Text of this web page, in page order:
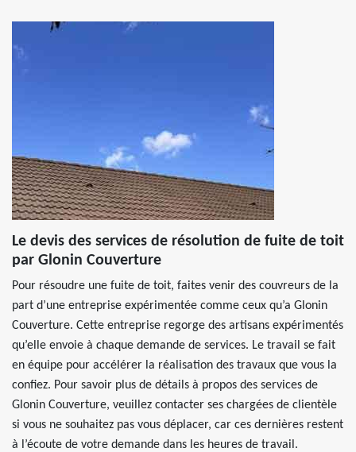
Le devis des services de résolution de fuite de toit
par Glonin Couverture
Pour résoudre une fuite de toit, faites venir des couvreurs de la
part d’une entreprise expérimentée comme ceux qu’a Glonin
Couverture. Cette entreprise regorge des artisans expérimentés
qu’elle envoie à chaque demande de services. Le travail se fait
en équipe pour accélérer la réalisation des travaux que vous la
confiez. Pour savoir plus de détails à propos des services de
Glonin Couverture, veuillez contacter ses chargées de clientèle
si vous ne souhaitez pas vous déplacer, car ces dernières restent
à l’écoute de votre demande dans les heures de travail.